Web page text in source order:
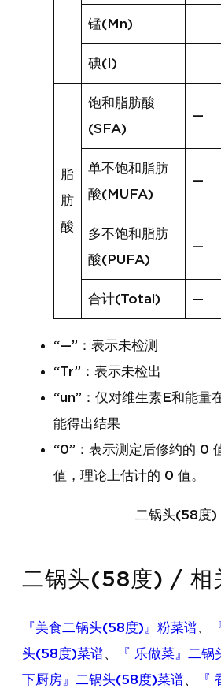
锰(Mn)
碘(I)
脂
肪
酸
饱和脂肪酸
(SFA)
—
单不饱和脂肪
酸(MUFA)
—
多不饱和脂肪
酸(PUFA)
—
合计(Total) —
“—”：表示未检测
“Tr”：表示未检出
“un”：仅对维生素E和能量
能得出结果
“0”：表示测定后修约的 0
值，理论上估计的 0 值。
二锅头(58度)
二锅头(58度) / 相
『美食二锅头(58度)』粉菜谱、
头(58度)菜谱、 『 乐做菜』二
下厨房』二锅头(58度)菜谱、
『